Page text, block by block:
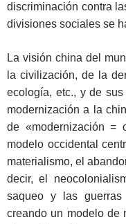
discriminación contra
divisiones sociales se
La visión china del
la civilización, de la
ecología, etc., y de
modernización a la
de «modernización =
modelo occidental
materialismo, el
decir, el
saqueo y las guerras
creando un modelo de